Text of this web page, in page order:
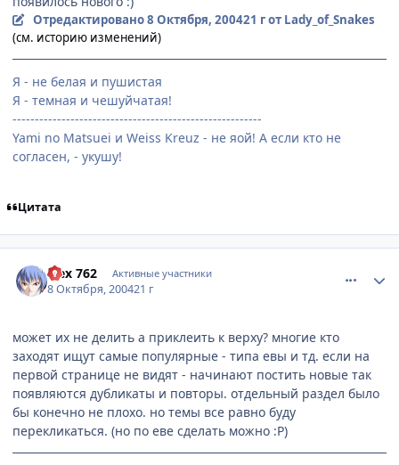
Отредактировано8 Октября, 200421 гот Lady_of_Snakes
(см. историю изменений)
Я - не белая и пушистая
Я - темная и чешуйчатая!
--------------------------------------------------------
Yami no Matsuei и Weiss Kreuz - не яой! А если кто не
согласен, - укушу!
Цитата
alex 762 Активные участники
8 Октября, 200421 г
может их не делить а приклеить к верху? многие кто
заходят ищут самые популярные - типа евы и тд. если на
первой странице не видят - начинают постить новые так
появляются дубликаты и повторы. отдельный раздел было
бы конечно не плохо. но темы все равно буду
перекликаться. (но по еве сделать можно :P)